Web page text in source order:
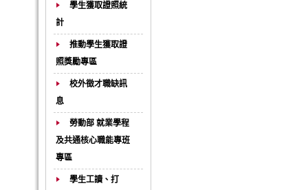
學生獲取證照統
計
推動學生獲取證
照獎勵專區
校外徵才職缺訊
息
勞動部 就業學程
及共通核心職能專班
專區
學生工讀、打